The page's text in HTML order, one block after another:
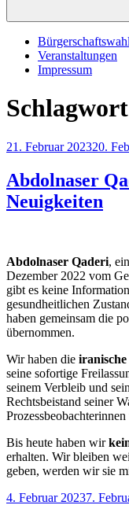
Veranstaltungen
Impressum
Veröffentlicht
21. Februar 202320.
Abdolnaser
Neuigkeiten
Abdolnaser Qaderi,
Dezember 2022 vom
gibt es keine
gesundheitlichen
haben gemeinsam die
übernommen.
Wir haben die
seine sofortige
seinem Verbleib und
Rechtsbeistand seiner
Bis heute haben wir
erhalten. Wir bleiben
geben, werden wir sie
Veröffentlicht
4. Februar 20237.